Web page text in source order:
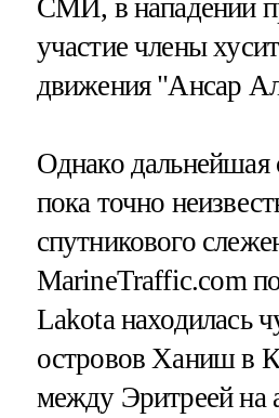
СМИ, в нападении
участие члены
движения "Ансар
Однако дальнейшая
пока точно
спутникового
MarineTraffic.com
Lakota находилась
островов Ханиш в
между Эритреей на